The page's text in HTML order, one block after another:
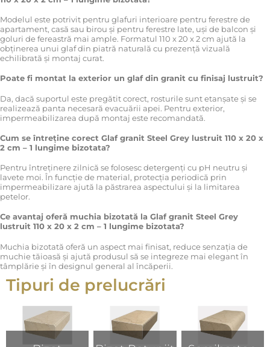
Modelul este potrivit pentru glafuri interioare pentru ferestre de
apartament, casă sau birou și pentru ferestre late, uși de balcon și
goluri de fereastră mai ample. Formatul 110 x 20 x 2 cm ajută la
obținerea unui glaf din piatră naturală cu prezență vizuală
echilibrată și montaj curat.
Poate fi montat la exterior un glaf din granit cu finisaj lustruit?
Da, dacă suportul este pregătit corect, rosturile sunt etanșate și se
realizează panta necesară evacuării apei. Pentru exterior,
impermeabilizarea după montaj este recomandată.
Cum se întreține corect Glaf granit Steel Grey lustruit 110 x 20 x
2 cm – 1 lungime bizotata?
Pentru întreținere zilnică se folosesc detergenți cu pH neutru și
lavete moi. În funcție de material, protecția periodică prin
impermeabilizare ajută la păstrarea aspectului și la limitarea
petelor.
Ce avantaj oferă muchia bizotată la Glaf granit Steel Grey
lustruit 110 x 20 x 2 cm – 1 lungime bizotata?
Muchia bizotată oferă un aspect mai finisat, reduce senzația de
muchie tăioasă și ajută produsul să se integreze mai elegant în
tâmplărie și în designul general al încăperii.
Tipuri de prelucrări